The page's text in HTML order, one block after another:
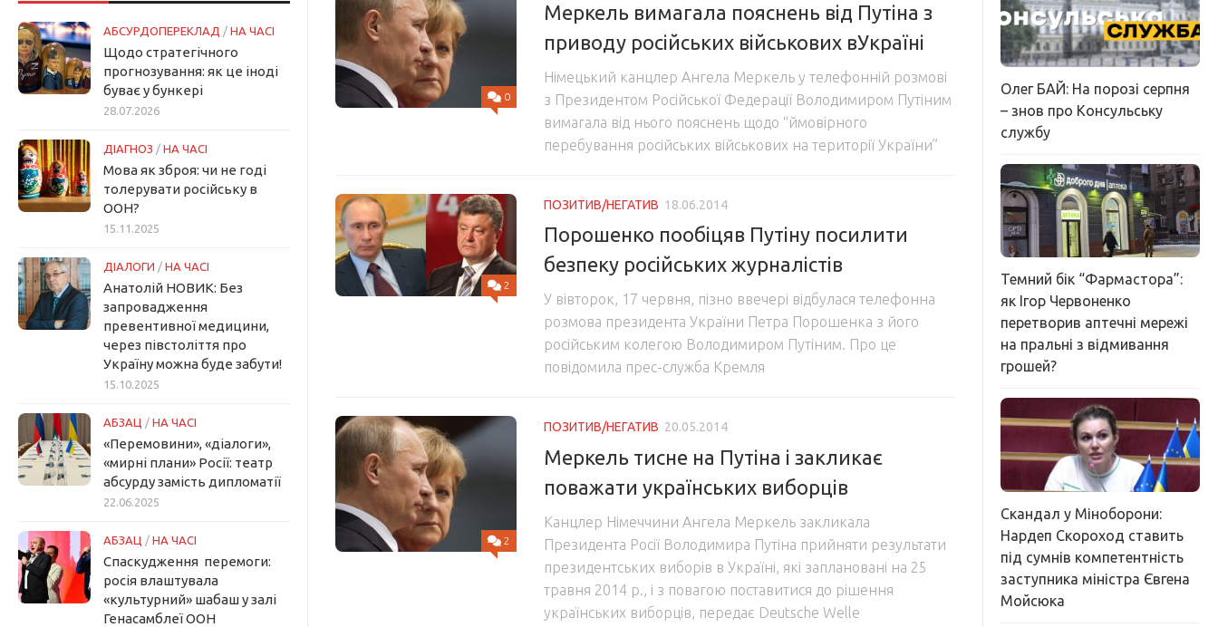
0
Меркель вимагала пояснень від Путіна з
приводу російських військових вУкраїні
Німецький канцлер Ангела Меркель у телефонній розмові
з Президентом Російської Федерації Володимиром Путіним
вимагала від нього пояснень щодо “ймовірного
перебування російських військових на території України”
2
ПОЗИТИВ/НЕГАТИВ 18.06.2014
Порошенко пообіцяв Путіну посилити
безпеку російських журналістів
У вівторок, 17 червня, пізно ввечері відбулася телефонна
розмова президента України Петра Порошенка з його
російським колегою Володимиром Путіним. Про це
повідомила прес-служба Кремля
2
ПОЗИТИВ/НЕГАТИВ 20.05.2014
Меркель тисне на Путіна і закликає
поважати українських виборців
Канцлер Німеччини Ангела Меркель закликала
Президента Росії Володимира Путіна прийняти результати
президентських виборів в Україні, які заплановані на 25
травня 2014 р., і з повагою поставитися до рішення
українських виборців, передає Deutsche Welle
АБСУРДОПЕРЕКЛАД / НА ЧАСІ
Щодо стратегічного
прогнозування: як це іноді
буває у бункері
28.07.2026
ДІАГНОЗ / НА ЧАСІ
Мова як зброя: чи не годі
толерувати російську в
ООН?
15.11.2025
ДІАЛОГИ / НА ЧАСІ
Анатолій НОВИК: Без
запровадження
превентивної медицини,
через півстоліття про
Україну можна буде забути!
15.10.2025
АБЗАЦ / НА ЧАСІ
«Перемовини», «діалоги»,
«мирні плани» Росії: театр
абсурду замість дипломатії
22.06.2025
АБЗАЦ / НА ЧАСІ
Спаскудження перемоги:
росія влаштувала
«культурний» шабаш у залі
Генасамблеї ООН
Олег БАЙ: На порозі серпня
– знов про Консульську
службу
Темний бік “Фармастора”:
як Ігор Червоненко
перетворив аптечні мережі
на пральні з відмивання
грошей?
Скандал у Міноборони:
Нардеп Скороход ставить
під сумнів компетентність
заступника міністра Євгена
Мойсюка